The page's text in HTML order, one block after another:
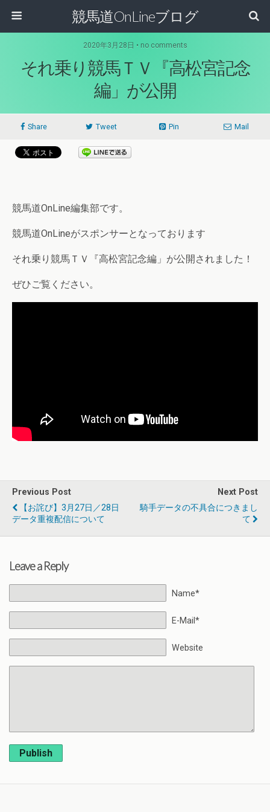
競馬道OnLineブログ
2020年3月28日 • no comments
それ乗り競馬ＴＶ『高松宮記念
編」が公開
Share Tweet Pin Mail
競馬道OnLine編集部です。
競馬道OnLineがスポンサーとなっております
それ乗り競馬ＴＶ『高松宮記念編」が公開されました！
ぜひご覧ください。
Previous Post
【お詫び】3月27日／28日
データ重複配信について
Next Post
騎手データの不具合につきまし
て
Leave a Reply
Name*
E-Mail*
Website
Publish